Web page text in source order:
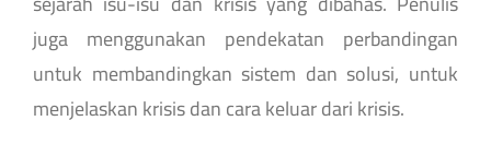
juga menggunakan pendekatan perbandingan
untuk membandingkan sistem dan solusi, untuk
menjelaskan krisis dan cara keluar dari krisis.